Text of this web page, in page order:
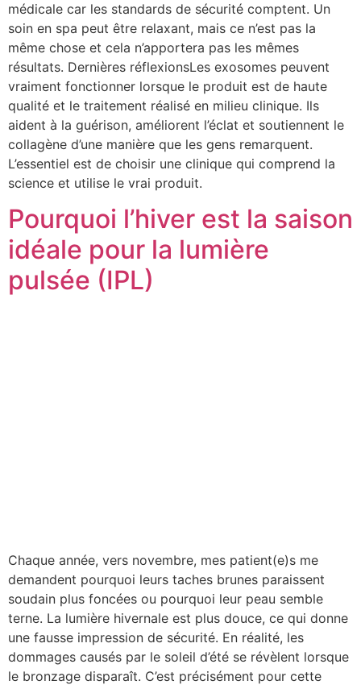
médicale car les standards de sécurité comptent. Un
soin en spa peut être relaxant, mais ce n’est pas la
même chose et cela n’apportera pas les mêmes
résultats. Dernières réflexionsLes exosomes peuvent
vraiment fonctionner lorsque le produit est de haute
qualité et le traitement réalisé en milieu clinique. Ils
aident à la guérison, améliorent l’éclat et soutiennent le
collagène d’une manière que les gens remarquent.
L’essentiel est de choisir une clinique qui comprend la
science et utilise le vrai produit.
Pourquoi l’hiver est la saison
idéale pour la lumière
pulsée (IPL)
Chaque année, vers novembre, mes patient(e)s me
demandent pourquoi leurs taches brunes paraissent
soudain plus foncées ou pourquoi leur peau semble
terne. La lumière hivernale est plus douce, ce qui donne
une fausse impression de sécurité. En réalité, les
dommages causés par le soleil d’été se révèlent lorsque
le bronzage disparaît. C’est précisément pour cette